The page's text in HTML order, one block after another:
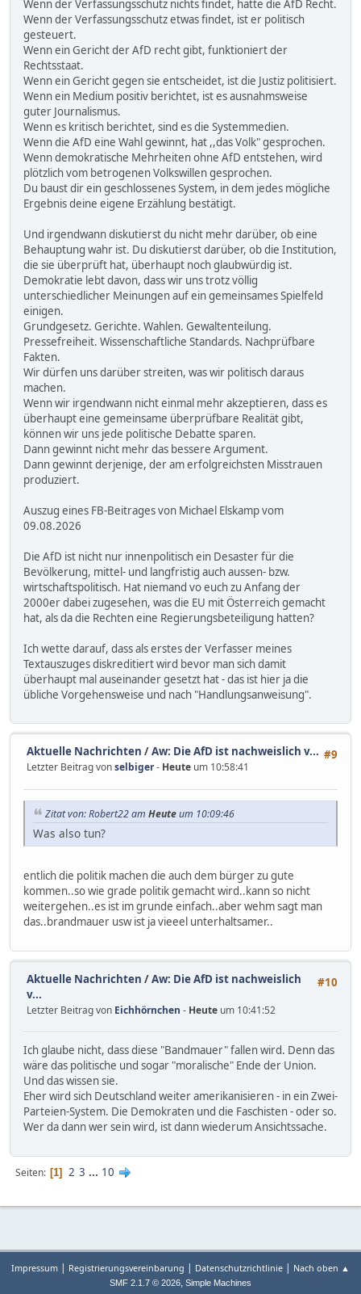
Wenn der Verfassungsschutz nichts findet, hatte die AfD Recht.
Wenn der Verfassungsschutz etwas findet, ist er politisch
gesteuert.
Wenn ein Gericht der AfD recht gibt, funktioniert der
Rechtsstaat.
Wenn ein Gericht gegen sie entscheidet, ist die Justiz politisiert.
Wenn ein Medium positiv berichtet, ist es ausnahmsweise
guter Journalismus.
Wenn es kritisch berichtet, sind es die Systemmedien.
Wenn die AfD eine Wahl gewinnt, hat ,,das Volk" gesprochen.
Wenn demokratische Mehrheiten ohne AfD entstehen, wird
plötzlich vom betrogenen Volkswillen gesprochen.
Du baust dir ein geschlossenes System, in dem jedes mögliche
Ergebnis deine eigene Erzählung bestätigt.
Und irgendwann diskutierst du nicht mehr darüber, ob eine
Behauptung wahr ist. Du diskutierst darüber, ob die Institution,
die sie überprüft hat, überhaupt noch glaubwürdig ist.
Demokratie lebt davon, dass wir uns trotz völlig
unterschiedlicher Meinungen auf ein gemeinsames Spielfeld
einigen.
Grundgesetz. Gerichte. Wahlen. Gewaltenteilung.
Pressefreiheit. Wissenschaftliche Standards. Nachprüfbare
Fakten.
Wir dürfen uns darüber streiten, was wir politisch daraus
machen.
Wenn wir irgendwann nicht einmal mehr akzeptieren, dass es
überhaupt eine gemeinsame überprüfbare Realität gibt,
können wir uns jede politische Debatte sparen.
Dann gewinnt nicht mehr das bessere Argument.
Dann gewinnt derjenige, der am erfolgreichsten Misstrauen
produziert.
Auszug eines FB-Beitrages von Michael Elskamp vom
09.08.2026
Die AfD ist nicht nur innenpolitisch ein Desaster für die
Bevölkerung, mittel- und langfristig auch aussen- bzw.
wirtschaftspolitisch. Hat niemand vo euch zu Anfang der
2000er dabei zugesehen, was die EU mit Österreich gemacht
hat, als da die Rechten eine Regierungsbeteiligung hatten?
Ich wette darauf, dass als erstes der Verfasser meines
Textauszuges diskreditiert wird bevor man sich damit
überhaupt mal auseinander gesetzt hat - das ist hier ja die
übliche Vorgehensweise und nach "Handlungsanweisung".
#9
Aktuelle Nachrichten /Aw: Die AfD ist nachweislich v...
Letzter Beitrag vonselbiger- Heute um 10:58:41
Zitat von: Robert22 am Heuteum 10:09:46
Was also tun?
entlich die politik machen die auch dem bürger zu gute
kommen..so wie grade politik gemacht wird..kann so nicht
weitergehen..es ist im grunde einfach..aber wehm sagt man
das..brandmauer usw ist ja vieeel unterhaltsamer..
#10
Aktuelle Nachrichten /Aw: Die AfD ist nachweislich
v...
Letzter Beitrag von Eichhörnchen - Heute um 10:41:52
Ich glaube nicht, dass diese "Bandmauer" fallen wird. Denn das
wäre das politische und sogar "moralische" Ende der Union.
Und das wissen sie.
Eher wird sich Deutschland weiter amerikanisieren - in ein Zwei-
Parteien-System. Die Demokraten und die Faschisten - oder so.
Wer da dann wer sein wird, ist dann wiederum Ansichtssache.
Seiten 1 2 3 ... 10
Impressum | Registrierungsvereinbarung | Datenschutzrichtlinie | Nach oben ▲
SMF 2.1.7 © 2026, Simple Machines